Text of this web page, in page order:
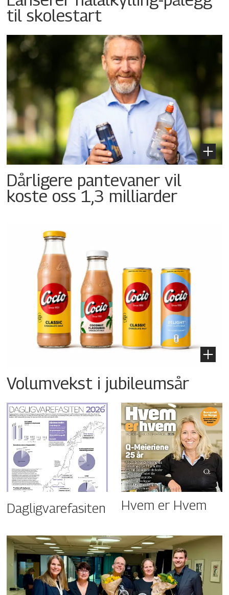
til skolestart
Dårligere pantevaner vil
koste oss 1,3 milliarder
Volumvekst i jubileumsår
Dagligvarefasiten Hvem er Hvem